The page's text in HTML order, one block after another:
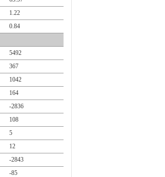
1.22
0.84
5492
367
1042
164
-2836
108
5
12
-2843
-85